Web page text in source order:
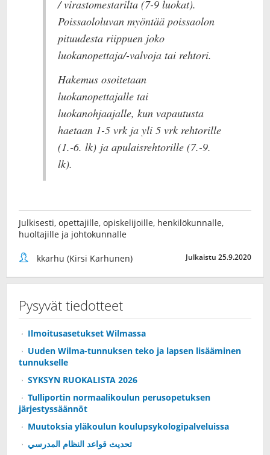
Julkisesti, opettajille, opiskelijoille, henkilökunnalle,
huoltajille ja johtokunnalle
kkarhu (Kirsi Karhunen) Julkaistu 25.9.2020
Pysyvät tiedotteet
Ilmoitusasetukset Wilmassa
Uuden Wilma-tunnuksen teko ja lapsen lisääminen
tunnukselle
SYKSYN RUOKALISTA 2026
Tulliportin normaalikoulun perusopetuksen
järjestyssäännöt
Muutoksia yläkoulun koulupsykologipalveluissa
تحديث قواعد النظام المدرسي